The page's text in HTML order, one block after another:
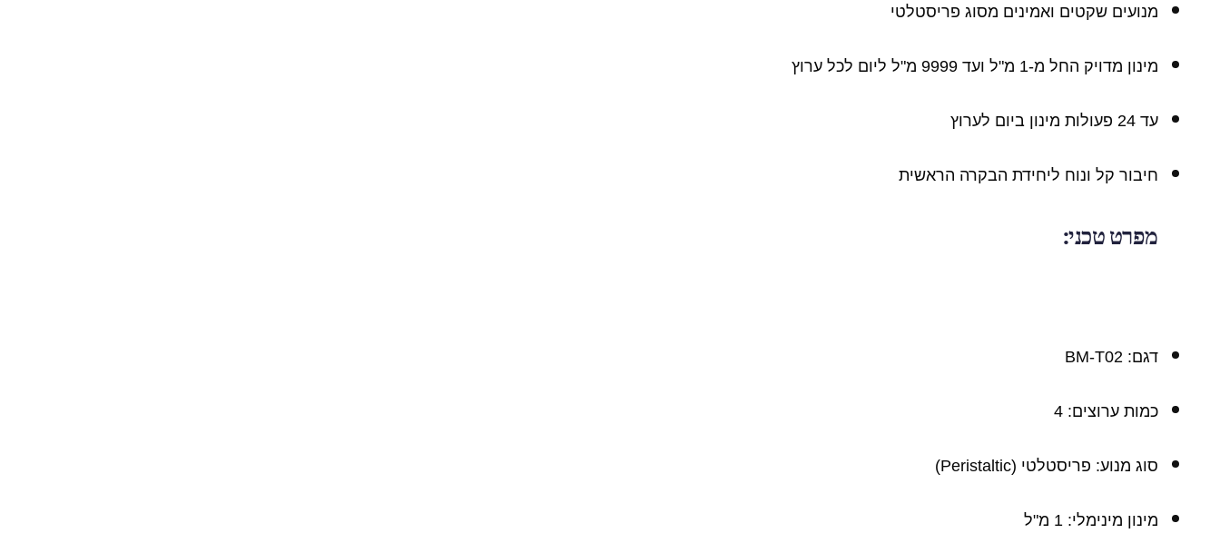
מנועים שקטים ואמינים מסוג פריסטלטי
מינון מדויק החל מ-1 מ"ל ועד 9999 מ"ל ליום לכל ערוץ
עד 24 פעולות מינון ביום לערוץ
חיבור קל ונוח ליחידת הבקרה הראשית
מפרט טכני:
דגם: BM-T02
כמות ערוצים: 4
סוג מנוע: פריסטלטי (Peristaltic)
מינון מינימלי: 1 מ"ל